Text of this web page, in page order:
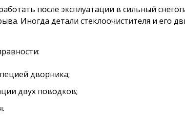
после эксплуатации в сильный
Иногда детали стеклоочистителя и его
дворника;
двух поводков;